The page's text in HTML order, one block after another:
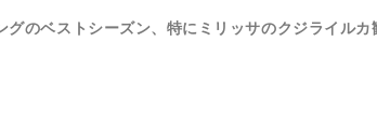
のベストシーズン、特にミリッサのクジライルカ